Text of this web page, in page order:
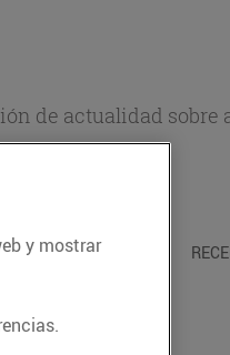
de actualidad
I TRADICIONS
y mostrar